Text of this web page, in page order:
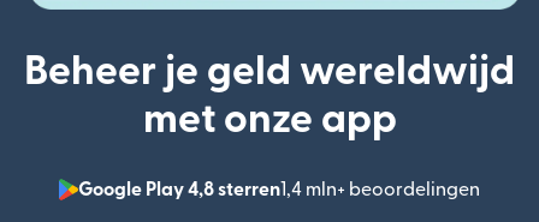
Beheer je geld wereldwijd
met onze app
Google Play 4,8 sterren1,4 mln+ beoordelingen